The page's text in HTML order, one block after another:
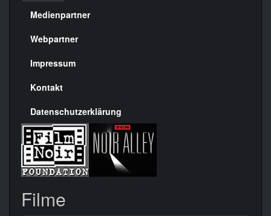
Menülinks
rechte
Seite
Medienpartner
Webpartner
Impressum
Kontakt
Datenschutzerklärung
Filme